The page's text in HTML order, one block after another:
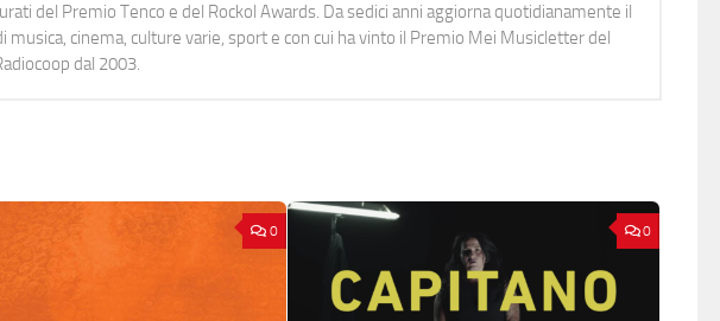
del Premio Tenco e del Rockol Awards. Da sedici anni aggiorna quotidianamente il
cinema, culture varie, sport e con cui ha vinto il Premio Mei Musicletter del
dal 2003.
0 0